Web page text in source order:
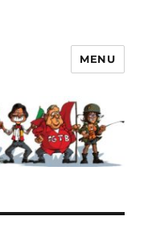
MENU